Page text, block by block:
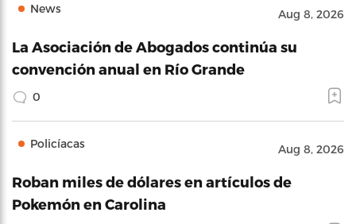
News Aug 8, 2026
La Asociación de Abogados continúa su
convención anual en Río Grande
0
Policíacas Aug 8, 2026
Roban miles de dólares en artículos de
Pokemón en Carolina